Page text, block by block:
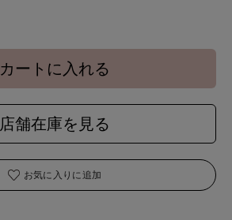
カートに入れる
店舗在庫を見る
お気に入りに追加